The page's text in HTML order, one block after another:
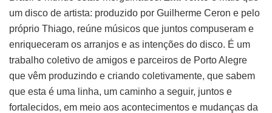
um disco de artista: produzido por Guilherme Ceron e pelo
próprio Thiago, reúne músicos que juntos compuseram e
enriqueceram os arranjos e as intenções do disco. É um
trabalho coletivo de amigos e parceiros de Porto Alegre
que vêm produzindo e criando coletivamente, que sabem
que esta é uma linha, um caminho a seguir, juntos e
fortalecidos, em meio aos acontecimentos e mudanças da